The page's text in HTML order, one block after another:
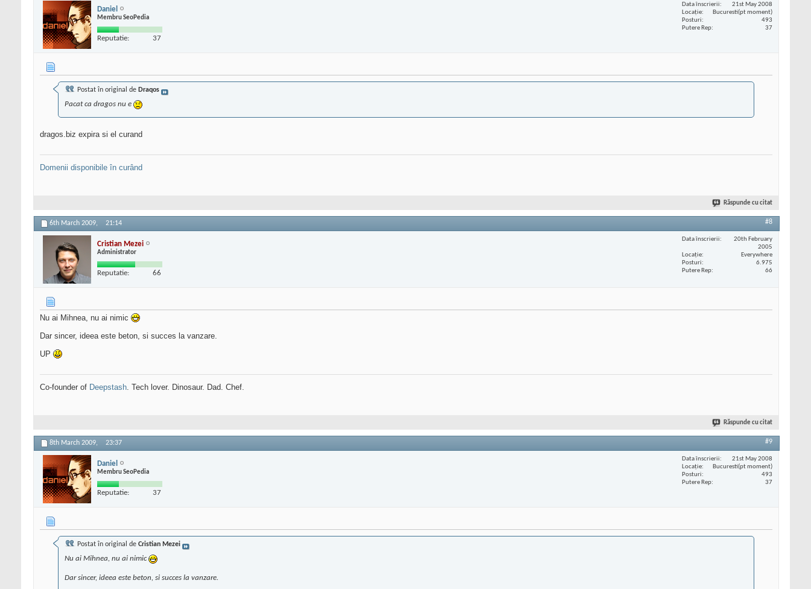
Daniel
Membru SeoPedia
Reputatie: 37
Data înscrierii
21st May 2008
Locaţie
Bucuresti(pt moment)
Posturi
493
Putere Rep
37
Postat în original de Draqos
Pacat ca dragos nu e
dragos.biz expira si el curand
Domenii disponibile în curând
Răspunde cu citat
6th March 2009, 21:14 #8
Cristian Mezei
Administrator
Reputatie: 66
Data înscrierii
20th February
2005
Locaţie
Everywhere
Posturi
6.975
Putere Rep
66
Nu ai Mihnea, nu ai nimic
Dar sincer, ideea este beton, si succes la vanzare.
UP
Co-founder of Deepstash. Tech lover. Dinosaur. Dad. Chef.
Răspunde cu citat
8th March 2009, 23:37 #9
Daniel
Membru SeoPedia
Reputatie: 37
Data înscrierii
21st May 2008
Locaţie
Bucuresti(pt moment)
Posturi
493
Putere Rep
37
Postat în original de Cristian Mezei
Nu ai Mihnea, nu ai nimic
Dar sincer, ideea este beton, si succes la vanzare.